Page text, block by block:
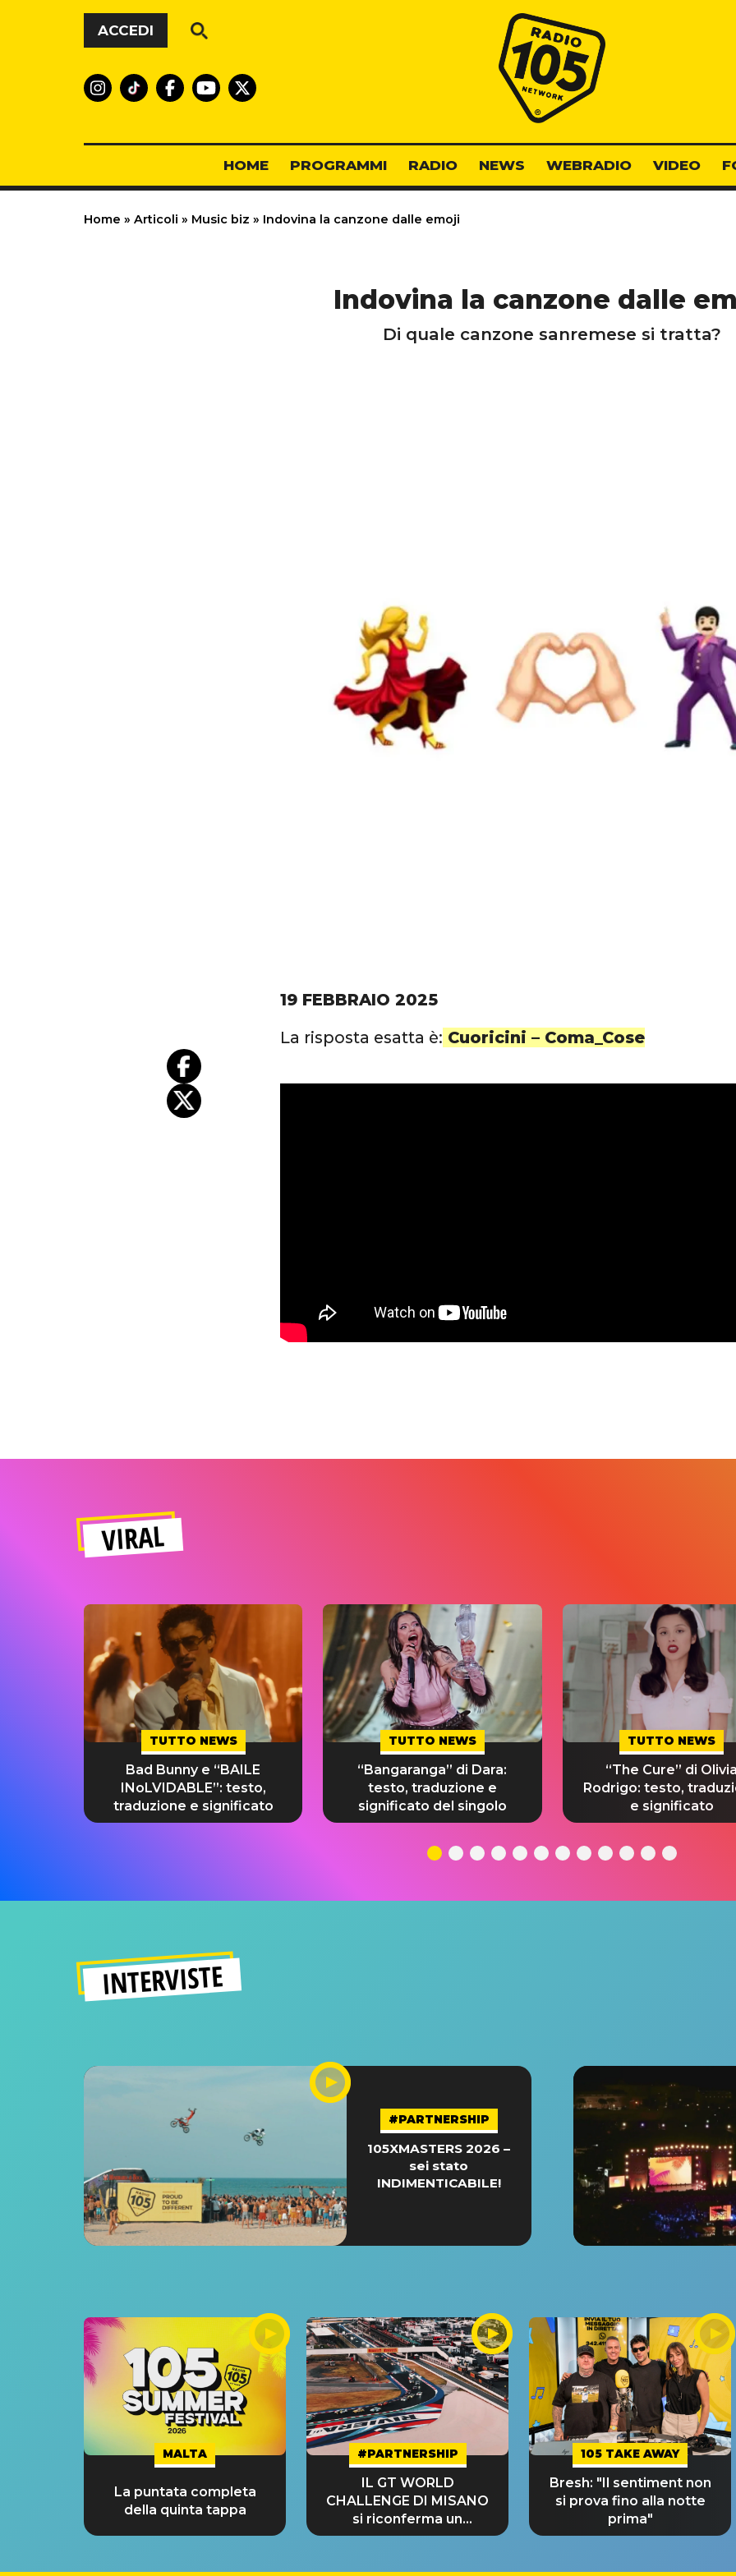
Vai al contenuto
ACCEDI
Radio 105
HOME PROGRAMMI RADIO NEWS WEBRADIO VIDEO
Home » Articoli » Music biz » Indovina la canzone dalle emoji
Indovina la canzone dalle
Di quale canzone sanremese si tratta?
19 FEBBRAIO 2025
La risposta esatta è: Cuoricini – Coma_Cose
VIRAL
TUTTO NEWS
Bad Bunny e “BAILE
INoLVIDABLE”: testo,
traduzione e significato
TUTTO NEWS
“Bangaranga” di Dara:
testo, traduzione e
significato del singolo
TUTTO NEWS
“The Cure” di Olivia
Rodrigo: testo,
e significato
INTERVISTE
#PARTNERSHIP
105XMASTERS 2026 –
sei stato
INDIMENTICABILE!
MALTA
La puntata completa
della quinta tappa
#PARTNERSHIP
IL GT WORLD
CHALLENGE DI MISANO
si riconferma un
GRANDE SUCCESSO!
105 TAKE AWAY
Bresh: "Il sentiment non
si prova fino alla notte
prima"